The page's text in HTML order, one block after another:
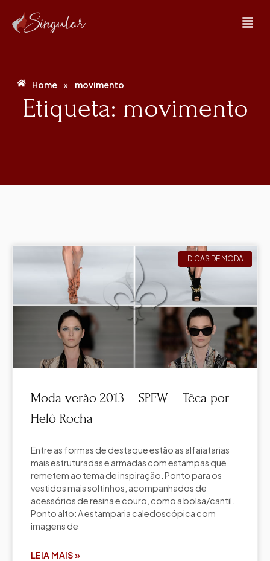
Home » movimento
Etiqueta: movimento
DICAS DE MODA
Moda verão 2013 – SPFW – Têca por
Helô Rocha
Entre as formas de destaque estão as alfaiatarias
mais estruturadas e armadas com estampas que
remetem ao tema de inspiração. Ponto para os
vestidos mais soltinhos, acompanhados de
acessórios de resina e couro, como a bolsa/cantil.
Ponto alto: A estamparia caledoscópica com
imagens de
LEIA MAIS »